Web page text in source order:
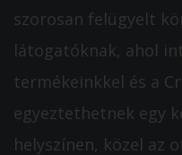
szorosan felügyelt
látogatóknak, ahol
termékeinkkel és a
egyeztethetnek egy
helyszínen, közel az